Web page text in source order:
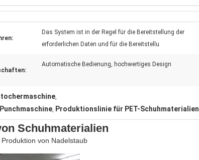
Das System ist in der Regel für die Bereitstellung der
erforderlichen Daten und für die Bereitstellu
Automatische Bedienung, hochwertiges Design
,
, Produktionslinie für PET-Schuhmaterialien
Schuhmaterialien
von Nadelstaub